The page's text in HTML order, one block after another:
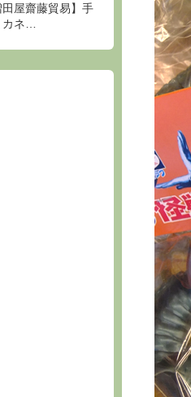
田屋齋藤貿易】手
カネ…